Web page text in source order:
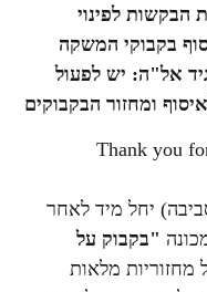
הבקשות לפינוי
בקבוקי המשקה
אל"ה: יש לפעול
ומחזור הבקבוקים
Thank you
יחל מיד לאחר
"בקבוק על
מחזוריות מלאות